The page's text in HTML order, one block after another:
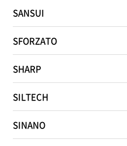
SANSUI
SFORZATO
SHARP
SILTECH
SINANO